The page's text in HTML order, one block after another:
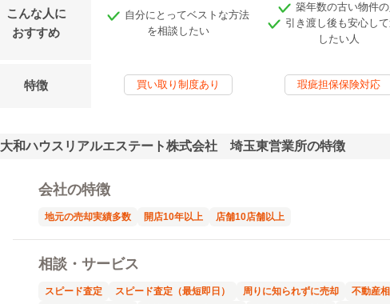
こんな人に
おすすめ
自分にとってベストな方法
を相談したい
築年数の古い物件の
引き渡し後も安心し
したい人
特徴 買い取り制度あり 瑕疵担保保険対応
大和ハウスリアルエステート株式会社 埼玉東営業所の特徴
会社の特徴
地元の売却実績多数 開店10年以上 店舗10店舗以上
相談・サービス
スピード査定 スピード査定（最短即日） 周りに知られずに売却 不動産